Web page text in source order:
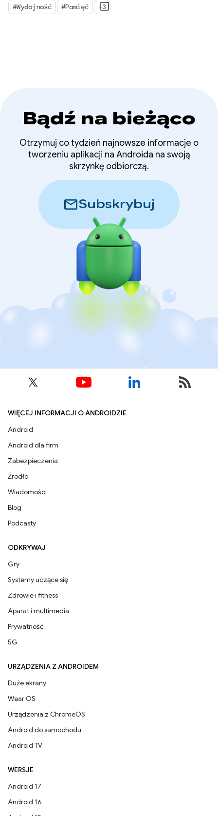
jednocześnie zmaksymalizować wydajność
programowania.
#Wydajność #Pamięć +3
Bądź na bieżąco
Otrzymuj co tydzień najnowsze informacje o
tworzeniu aplikacji na Androida na swoją
skrzynkę odbiorczą.
mailSubskrybuj
WIĘCEJ INFORMACJI O ANDROIDZIE
Android
Android dla firm
Zabezpieczenia
Źródło
Wiadomości
Blog
Podcasty
ODKRYWAJ
Gry
Systemy uczące się
Zdrowie i fitness
Aparat i multimedia
Prywatność
5G
URZĄDZENIA Z ANDROIDEM
Duże ekrany
Wear OS
Urządzenia z ChromeOS
Android do samochodu
Android TV
WERSJE
Android 17
Android 16